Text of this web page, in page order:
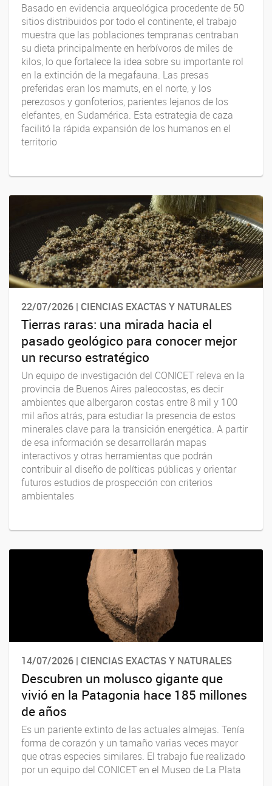
Basado en evidencia arqueológica procedente de 50
sitios distribuidos por todo el continente, el trabajo
muestra que las poblaciones tempranas centraban
su dieta principalmente en herbívoros de miles de
kilos, lo que fortalece la idea sobre su importante rol
en la extinción de la megafauna. Las presas
preferidas eran los mamuts, en el norte, y los
perezosos y gonfoterios, parientes lejanos de los
elefantes, en Sudamérica. Esta estrategia de caza
facilitó la rápida expansión de los humanos en el
territorio
22/07/2026 | CIENCIAS EXACTAS Y NATURALES
Tierras raras: una mirada hacia el
pasado geológico para conocer mejor
un recurso estratégico
Un equipo de investigación del CONICET releva en la
provincia de Buenos Aires paleocostas, es decir
ambientes que albergaron costas entre 8 mil y 100
mil años atrás, para estudiar la presencia de estos
minerales clave para la transición energética. A partir
de esa información se desarrollarán mapas
interactivos y otras herramientas que podrán
contribuir al diseño de políticas públicas y orientar
futuros estudios de prospección con criterios
ambientales
14/07/2026 | CIENCIAS EXACTAS Y NATURALES
Descubren un molusco gigante que
vivió en la Patagonia hace 185 millones
de años
Es un pariente extinto de las actuales almejas. Tenía
forma de corazón y un tamaño varias veces mayor
que otras especies similares. El trabajo fue realizado
por un equipo del CONICET en el Museo de La Plata